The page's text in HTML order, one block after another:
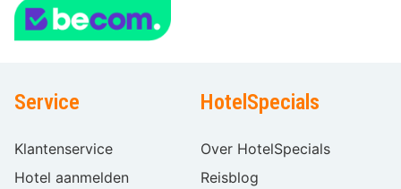
Service
Klantenservice
Hotel aanmelden
HotelSpecials
Over HotelSpecials
Reisblog